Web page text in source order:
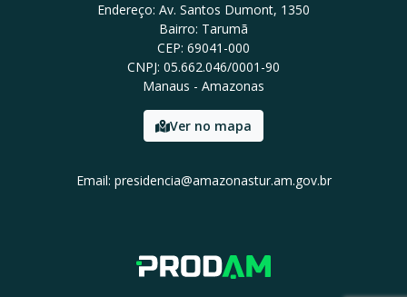
Endereço: Av. Santos Dumont, 1350
Bairro: Tarumã
CEP: 69041-000
CNPJ: 05.662.046/0001-90
Manaus - Amazonas
Ver no mapa
Email: presidencia@amazonastur.am.gov.br